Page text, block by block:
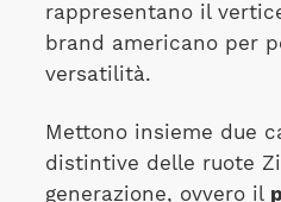
rappresentano il
brand americano per
versatilità.
Mettono insieme due
distintive delle ruote
generazione, ovvero il